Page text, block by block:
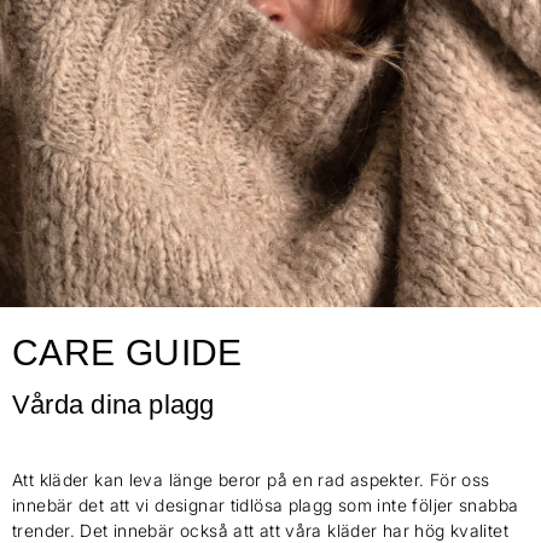
CARE GUIDE
Vårda dina plagg
Att kläder kan leva länge beror på en rad aspekter. För oss
innebär det att vi designar tidlösa plagg som inte följer snabba
trender. Det innebär också att att våra kläder har hög kvalitet